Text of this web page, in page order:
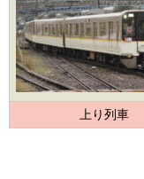
上り列車